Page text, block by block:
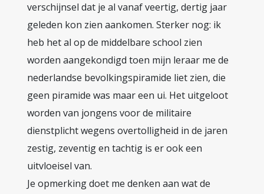
verschijnsel dat je al vanaf veertig, dertig jaar
geleden kon zien aankomen. Sterker nog: ik
heb het al op de middelbare school zien
worden aangekondigd toen mijn leraar me de
nederlandse bevolkingspiramide liet zien, die
geen piramide was maar een ui. Het uitgeloot
worden van jongens voor de militaire
dienstplicht wegens overtolligheid in de jaren
zestig, zeventig en tachtig is er ook een
uitvloeisel van.
Je opmerking doet me denken aan wat de